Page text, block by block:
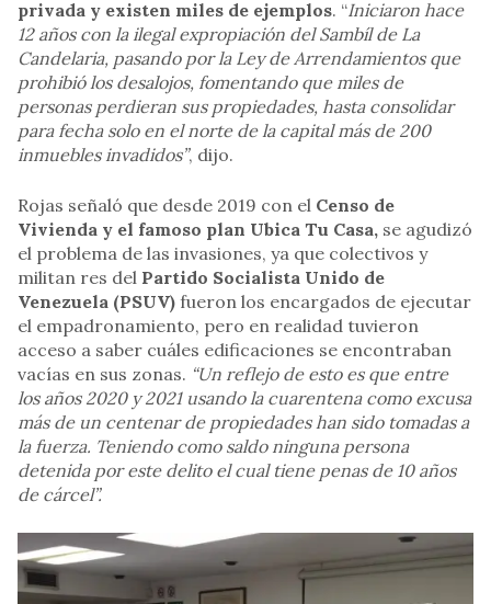
privada y existen miles de ejemplos. “Iniciaron hace
12 años con la ilegal expropiación del Sambíl de La
Candelaria, pasando por la Ley de Arrendamientos que
prohibió los desalojos, fomentando que miles de
personas perdieran sus propiedades, hasta consolidar
para fecha solo en el norte de la capital más de 200
inmuebles invadidos”, dijo.
Rojas señaló que desde 2019 con el Censo de
Vivienda y el famoso plan Ubica Tu Casa, se agudizó
el problema de las invasiones, ya que colectivos y
militan res del Partido Socialista Unido de
Venezuela (PSUV) fueron los encargados de ejecutar
el empadronamiento, pero en realidad tuvieron
acceso a saber cuáles edificaciones se encontraban
vacías en sus zonas. “Un reflejo de esto es que entre
los años 2020 y 2021 usando la cuarentena como excusa
más de un centenar de propiedades han sido tomadas a
la fuerza. Teniendo como saldo ninguna persona
detenida por este delito el cual tiene penas de 10 años
de cárcel”.